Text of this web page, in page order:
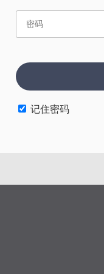
赏
记住密码